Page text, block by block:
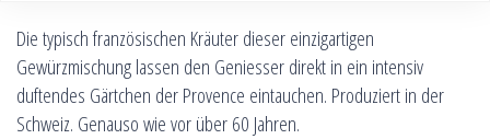
Die typisch französischen Kräuter dieser einzigartigen
Gewürzmischung lassen den Geniesser direkt in ein intensiv
duftendes Gärtchen der Provence eintauchen. Produziert in der
Schweiz. Genauso wie vor über 60 Jahren.